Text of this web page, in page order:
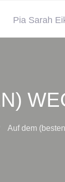
Pia Sarah
Auf dem